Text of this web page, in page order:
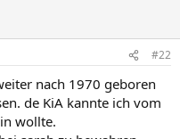
#22
nach 1970 geboren
de KiA kannte ich vom
wollte.